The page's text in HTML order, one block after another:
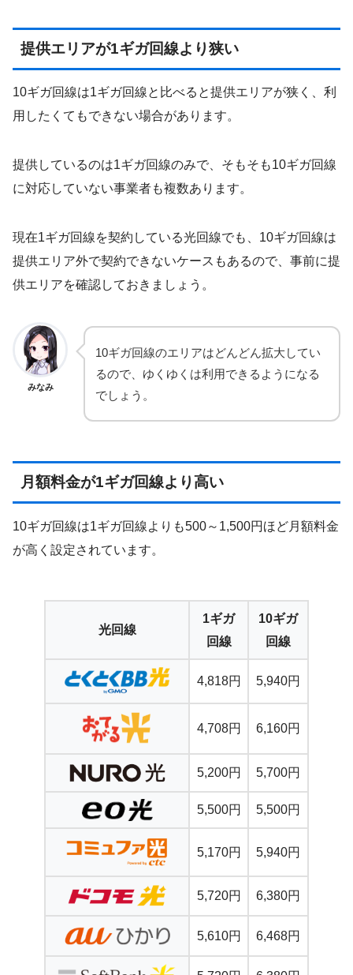
提供エリアが1ギガ回線より狭い
10ギガ回線は1ギガ回線と比べると提供エリアが狭く、利
用したくてもできない場合があります。
提供しているのは1ギガ回線のみで、そもそも10ギガ回線
に対応していない事業者も複数あります。
現在1ギガ回線を契約している光回線でも、10ギガ回線は
提供エリア外で契約できないケースもあるので、事前に提
供エリアを確認しておきましょう。
みなみ
10ギガ回線のエリアはどんどん拡大してい
るので、ゆくゆくは利用できるようになる
でしょう。
月額料金が1ギガ回線より高い
10ギガ回線は1ギガ回線よりも500～1,500円ほど月額料金
が高く設定されています。
光回線
1ギガ
回線
10ギガ
回線
4,818円 5,940円
4,708円 6,160円
5,200円 5,700円
5,500円 5,500円
5,170円 5,940円
5,720円 6,380円
5,610円 6,468円